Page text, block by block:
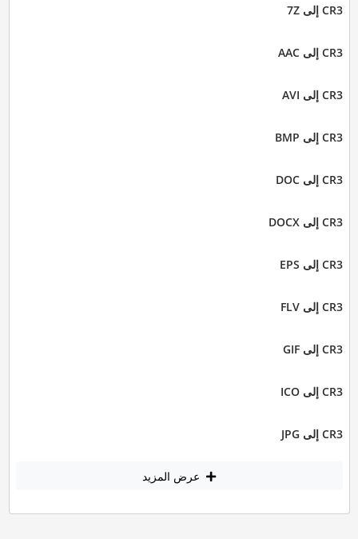
CR3 إلى 7Z
CR3 إلى AAC
CR3 إلى AVI
CR3 إلى BMP
CR3 إلى DOC
CR3 إلى DOCX
CR3 إلى EPS
CR3 إلى FLV
CR3 إلى GIF
CR3 إلى ICO
CR3 إلى JPG
عرض المزيد